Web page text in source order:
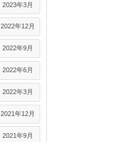
2023年3月
2022年12月
2022年9月
2022年6月
2022年3月
2021年12月
2021年9月